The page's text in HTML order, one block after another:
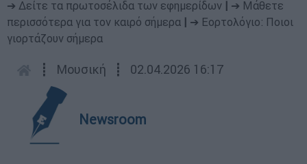
➔ Δείτε τα πρωτοσέλιδα των εφημερίδων
➔ Μάθετε
περισσότερα για τον καιρό σήμερα
➔ Εορτολόγιο: Ποιοι
γιορτάζουν σήμερα
┋ Μουσική ┋ 02.04.2026 16:17
Newsroom